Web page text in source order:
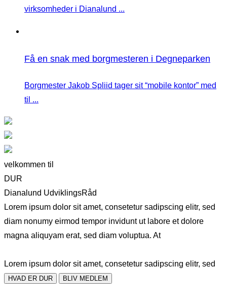
virksomheder i Dianalund ...
Få en snak med borgmesteren i Degneparken
Borgmester Jakob Spliid tager sit “mobile kontor” med
til ...
velkommen til
DUR
Dianalund UdviklingsRåd
Lorem ipsum dolor sit amet, consetetur sadipscing elitr, sed
diam nonumy eirmod tempor invidunt ut labore et dolore
magna aliquyam erat, sed diam voluptua. At
Lorem ipsum dolor sit amet, consetetur sadipscing elitr, sed
HVAD ER DUR BLIV MEDLEM